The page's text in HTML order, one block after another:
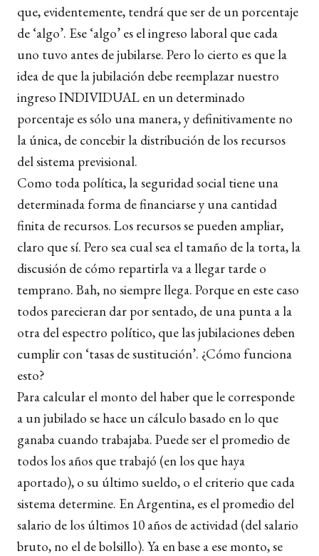
que, evidentemente, tendrá que ser de un porcentaje
de ‘algo’. Ese ‘algo’ es el ingreso laboral que cada
uno tuvo antes de jubilarse. Pero lo cierto es que la
idea de que la jubilación debe reemplazar nuestro
ingreso INDIVIDUAL en un determinado
porcentaje es sólo una manera, y definitivamente no
la única, de concebir la distribución de los recursos
del sistema previsional.
Como toda política, la seguridad social tiene una
determinada forma de financiarse y una cantidad
finita de recursos. Los recursos se pueden ampliar,
claro que sí. Pero sea cual sea el tamaño de la torta, la
discusión de cómo repartirla va a llegar tarde o
temprano. Bah, no siempre llega. Porque en este caso
todos parecieran dar por sentado, de una punta a la
otra del espectro político, que las jubilaciones deben
cumplir con ‘tasas de sustitución’. ¿Cómo funciona
esto?
Para calcular el monto del haber que le corresponde
a un jubilado se hace un cálculo basado en lo que
ganaba cuando trabajaba. Puede ser el promedio de
todos los años que trabajó (en los que haya
aportado), o su último sueldo, o el criterio que cada
sistema determine. En Argentina, es el promedio del
salario de los últimos 10 años de actividad (del salario
bruto, no el de bolsillo). Ya en base a ese monto, se